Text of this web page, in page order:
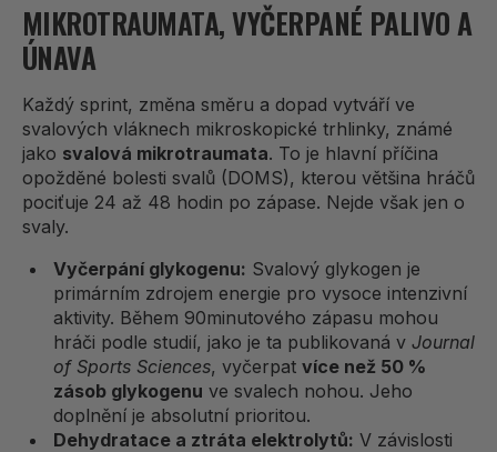
MIKROTRAUMATA, VYČERPANÉ PALIVO A
ÚNAVA
Každý sprint, změna směru a dopad vytváří ve
svalových vláknech mikroskopické trhlinky, známé
jako svalová mikrotraumata. To je hlavní příčina
opožděné bolesti svalů (DOMS), kterou většina hráčů
pociťuje 24 až 48 hodin po zápase. Nejde však jen o
svaly.
Vyčerpání glykogenu: Svalový glykogen je
primárním zdrojem energie pro vysoce intenzivní
aktivity. Během 90minutového zápasu mohou
hráči podle studií, jako je ta publikovaná v Journal
of Sports Sciences, vyčerpat více než 50 %
zásob glykogenu ve svalech nohou. Jeho
doplnění je absolutní prioritou.
Dehydratace a ztráta elektrolytů: V závislosti